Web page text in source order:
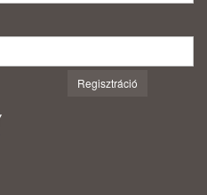
Regisztráció